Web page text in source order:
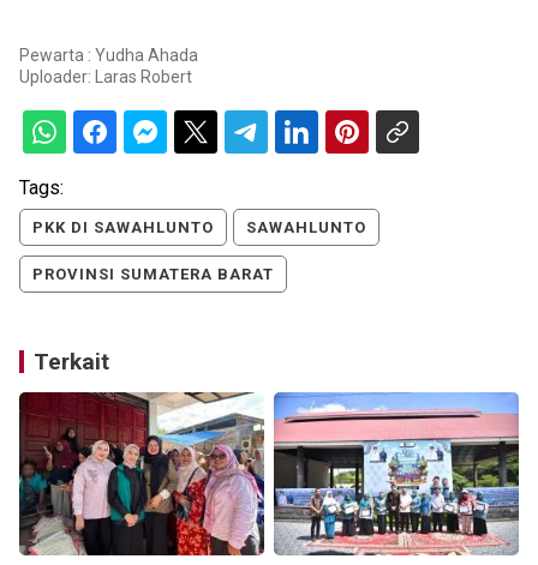
Pewarta : Yudha Ahada
Uploader: Laras Robert
Tags:
PKK DI SAWAHLUNTO SAWAHLUNTO
PROVINSI SUMATERA BARAT
Terkait